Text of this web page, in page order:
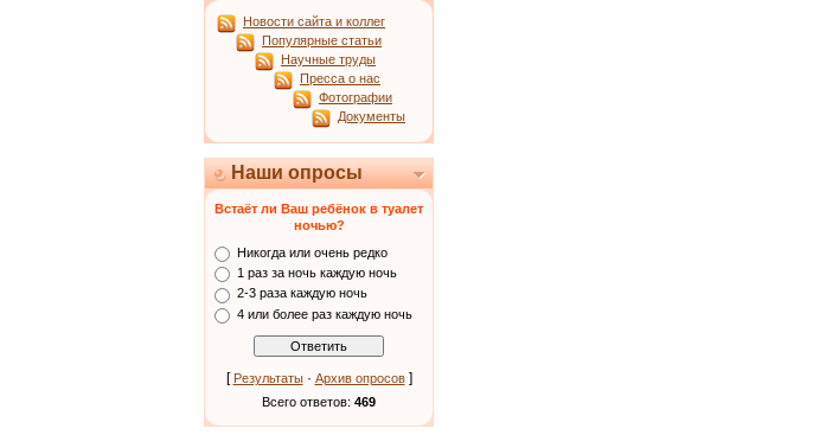
Новости сайта и коллег
Популярные статьи
Научные труды
Пресса о нас
Фотографии
Документы
Наши опросы
Встаёт ли Ваш ребёнок в туалет
ночью?
Никогда или очень редко
1 раз за ночь каждую ночь
2-3 раза каждую ночь
4 или более раз каждую ночь
[ Результаты· Архив опросов]
Всего ответов: 469